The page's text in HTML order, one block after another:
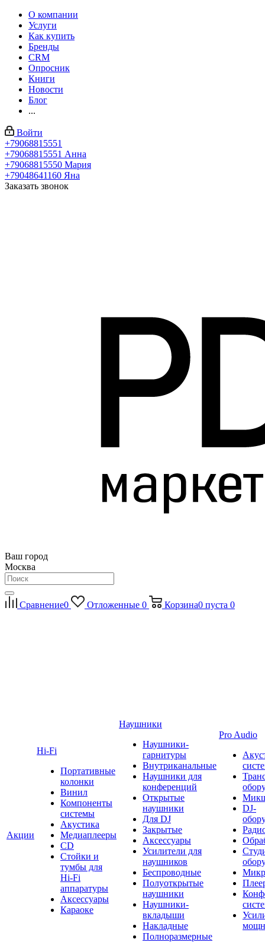
О компании
Услуги
Как купить
Бренды
CRM
Опросник
Книги
Новости
Блог
...
Войти
+79068815551
+79068815551 Анна
+79068815550 Мария
+79048641160 Яна
Заказать звонок
Ваш город
Москва
Сравнение0 Отложенные 0 Корзина0 пуста 0
Акции
Hi-Fi
Портативные
колонки
Винил
Компоненты
системы
Акустика
Медиаплееры
CD
Стойки и
тумбы для
Hi-Fi
аппаратуры
Аксессуары
Караоке
Наушники
Наушники-
гарнитуры
Внутриканальные
Наушники для
конференций
Открытые
наушники
Для DJ
Закрытые
Аксессуары
Усилители для
наушников
Беспроводные
Полуоткрытые
наушники
Наушники-
вкладыши
Накладные
Полноразмерные
Pro Audio
DJ-